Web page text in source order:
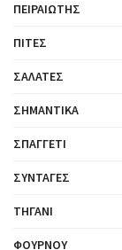
ΠΕΙΡΑΙΏΤΗΣ
ΠΊΤΕΣ
ΣΑΛΆΤΕΣ
ΣΗΜΑΝΤΙΚΆ
ΣΠΑΓΓΈΤΙ
ΣΥΝΤΑΓΈΣ
ΤΗΓΆΝΙ
ΦΟΎΡΝΟΥ